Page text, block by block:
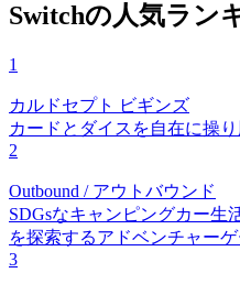
Switchの人気ラン
1
カルドセプト ビギンズ
カードとダイスを自在に操
2
Outbound / アウトバウンド
SDGsなキャンピングカー生
を探索するアドベンチャーゲ
3